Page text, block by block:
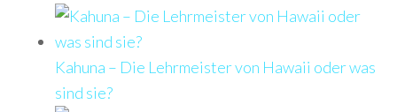
Kahuna – Die Lehrmeister von Hawaii oder was
sind sie?